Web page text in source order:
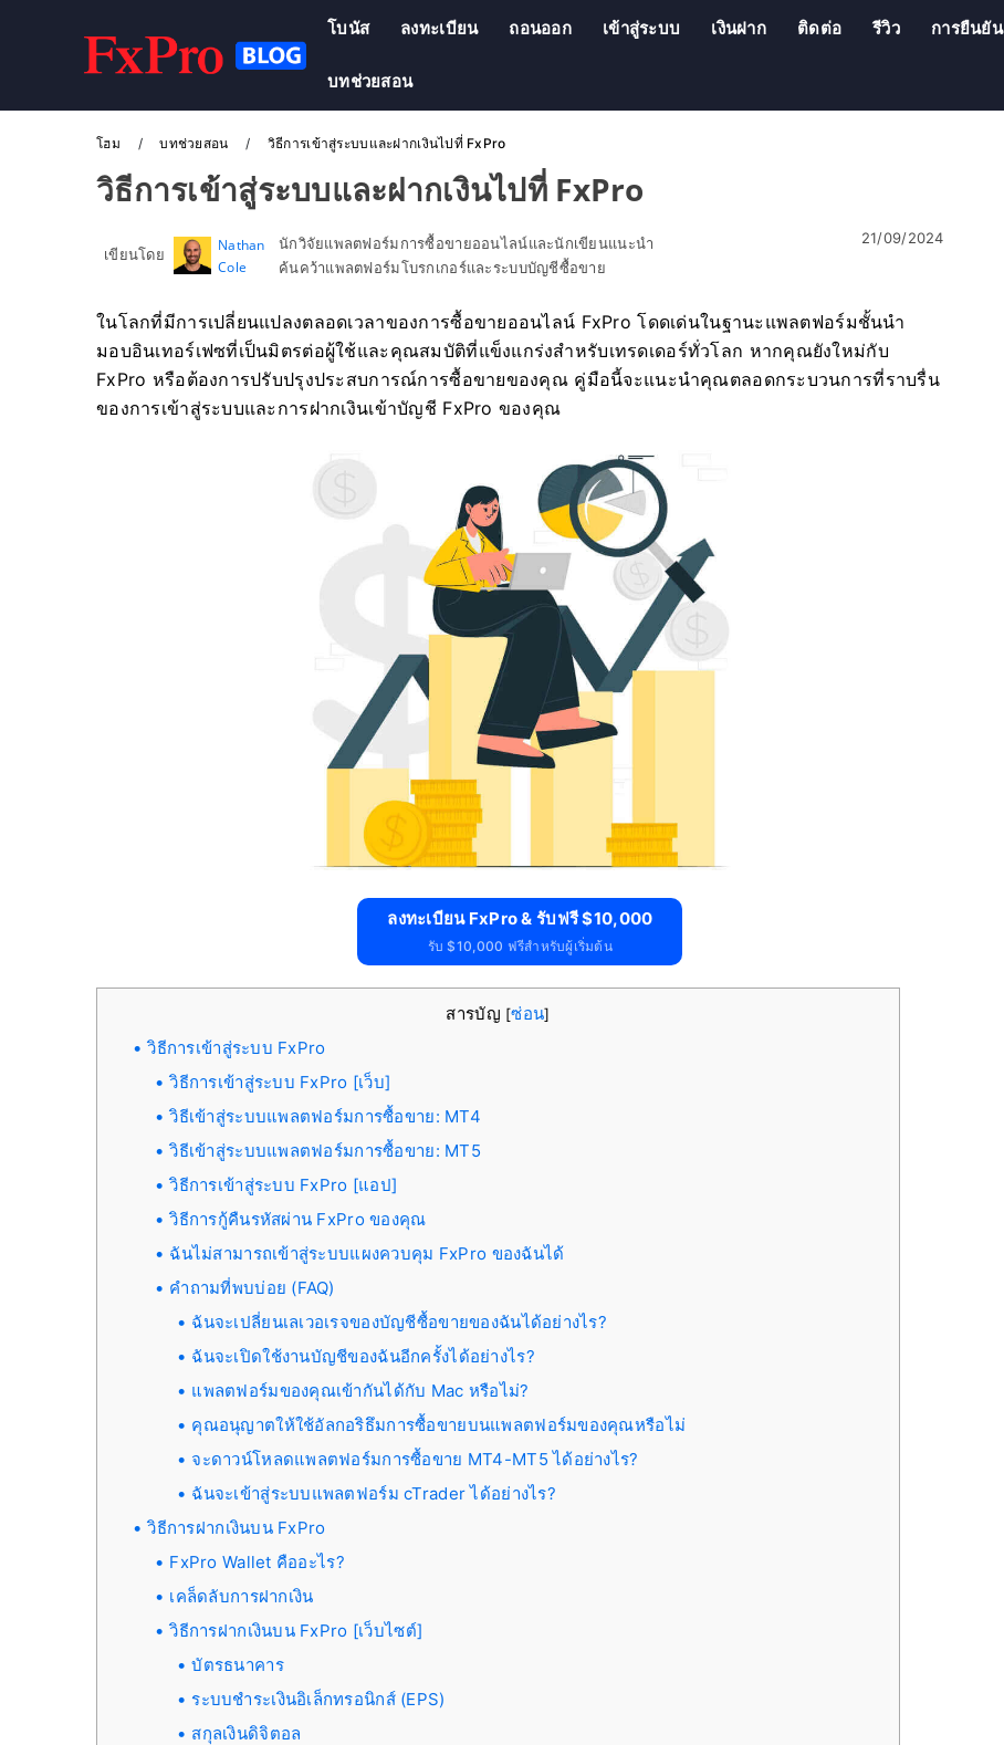
โบนัส ลงทะเบียน ถอนออก เข้าสู่ระบบ เงินฝาก ติดต่อ รีวิว การยืนยัน
บทช่วยสอน
โฮม บทช่วยสอน วิธีการเข้าสู่ระบบและฝากเงินไปที่ FxPro
วิธีการเข้าสู่ระบบและฝากเงินไปที่ FxPro
เขียนโดย
Nathan
Cole
นักวิจัยแพลตฟอร์มการซื้อขายออนไลน์และนักเขียนแนะนำ
ค้นคว้าแพลตฟอร์มโบรกเกอร์และระบบบัญชีซื้อขาย
21/09/2024
ในโลกที่มีการเปลี่ยนแปลงตลอดเวลาของการซื้อขายออนไลน์ FxPro โดดเด่นในฐานะแพลตฟอร์มชั้นนำ
มอบอินเทอร์เฟซที่เป็นมิตรต่อผู้ใช้และคุณสมบัติที่แข็งแกร่งสำหรับเทรดเดอร์ทั่วโลก หากคุณยังใหม่กับ
FxPro หรือต้องการปรับปรุงประสบการณ์การซื้อขายของคุณ คู่มือนี้จะแนะนำคุณตลอดกระบวนการที่ราบรื่น
ของการเข้าสู่ระบบและการฝากเงินเข้าบัญชี FxPro ของคุณ
ลงทะเบียน FxPro & รับฟรี $10,000
รับ $10,000 ฟรีสำหรับผู้เริ่มต้น
สารบัญ [ซ่อน]
วิธีการเข้าสู่ระบบ FxPro
วิธีการเข้าสู่ระบบ FxPro [เว็บ]
วิธีเข้าสู่ระบบแพลตฟอร์มการซื้อขาย: MT4
วิธีเข้าสู่ระบบแพลตฟอร์มการซื้อขาย: MT5
วิธีการเข้าสู่ระบบ FxPro [แอป]
วิธีการกู้คืนรหัสผ่าน FxPro ของคุณ
ฉันไม่สามารถเข้าสู่ระบบแผงควบคุม FxPro ของฉันได้
คำถามที่พบบ่อย (FAQ)
ฉันจะเปลี่ยนเลเวอเรจของบัญชีซื้อขายของฉันได้อย่างไร?
ฉันจะเปิดใช้งานบัญชีของฉันอีกครั้งได้อย่างไร?
แพลตฟอร์มของคุณเข้ากันได้กับ Mac หรือไม่?
คุณอนุญาตให้ใช้อัลกอริธึมการซื้อขายบนแพลตฟอร์มของคุณหรือไม่
จะดาวน์โหลดแพลตฟอร์มการซื้อขาย MT4-MT5 ได้อย่างไร?
ฉันจะเข้าสู่ระบบแพลตฟอร์ม cTrader ได้อย่างไร?
วิธีการฝากเงินบน FxPro
FxPro Wallet คืออะไร?
เคล็ดลับการฝากเงิน
วิธีการฝากเงินบน FxPro [เว็บไซต์]
บัตรธนาคาร
ระบบชำระเงินอิเล็กทรอนิกส์ (EPS)
สกุลเงินดิจิตอล